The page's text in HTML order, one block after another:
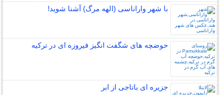
با شهر واراناسی (الهه مرگ) آشنا شوید!
حوضچه های شگفت انگیز فیروزه ای در ترکیه
جزیره ای باتاجی از ابر